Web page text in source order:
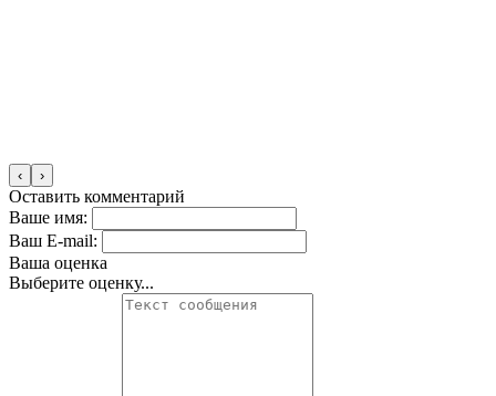
‹ ›
Оставить комментарий
Ваше имя:
Ваш E-mail:
Ваша оценка
Выберите оценку...